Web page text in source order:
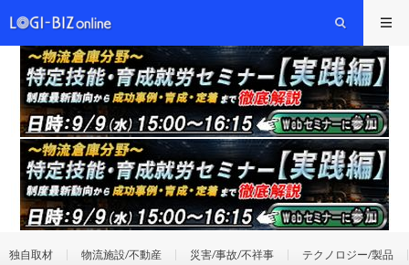
独自取材 物流施設/不動産 災害/事故/不祥事 テクノロジー/製品